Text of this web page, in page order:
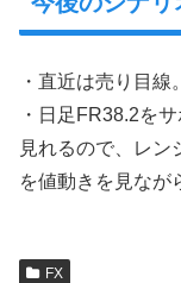
・直近は売り目線。
・日足FR38.2を
見れるので、レン
を値動きを見なが
FX